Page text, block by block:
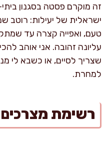
זה מוקרם פסטה בסגנון
ישראלית של יעילות: רוטב
טעם, ואפייה קצרה עד
עליונה זהובה. אני אוהב
שצריך לסיים, או כשבא לי
למחרת.
רשימת מצרכים